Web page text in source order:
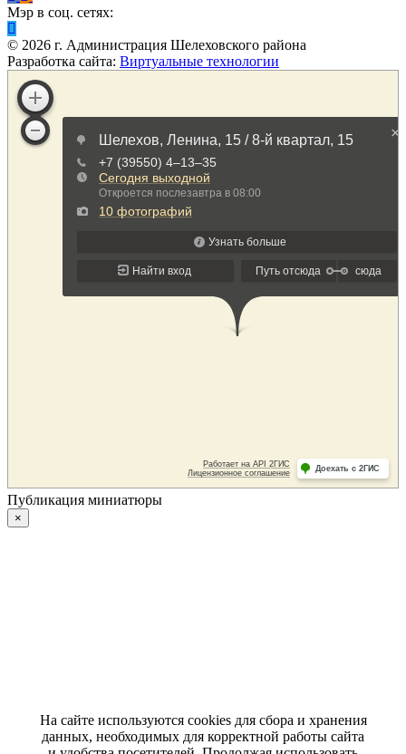
Мэр в соц. сетях:
© 2026 г. Администрация Шелеховского района
Разработка сайта: Виртуальные технологии
Публикация миниатюры
×
На сайте используются cookies для сбора и хранения
данных, необходимых для корректной работы сайта